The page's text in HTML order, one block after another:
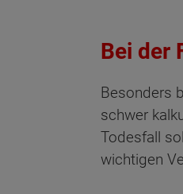
Bei der
Besonders
schwer
Todesfall
wichtigen